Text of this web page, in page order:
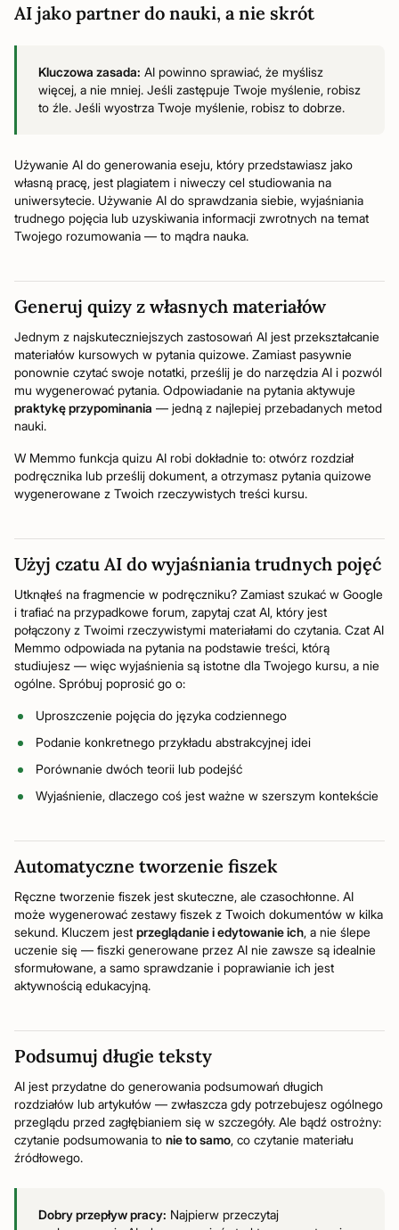
AI jako partner do nauki, a nie skrót
Kluczowa zasada: AI powinno sprawiać, że myślisz
więcej, a nie mniej. Jeśli zastępuje Twoje myślenie, robisz
to źle. Jeśli wyostrza Twoje myślenie, robisz to dobrze.
Używanie AI do generowania eseju, który przedstawiasz jako
własną pracę, jest plagiatem i niweczy cel studiowania na
uniwersytecie. Używanie AI do sprawdzania siebie, wyjaśniania
trudnego pojęcia lub uzyskiwania informacji zwrotnych na temat
Twojego rozumowania — to mądra nauka.
Generuj quizy z własnych materiałów
Jednym z najskuteczniejszych zastosowań AI jest przekształcanie
materiałów kursowych w pytania quizowe. Zamiast pasywnie
ponownie czytać swoje notatki, prześlij je do narzędzia AI i pozwól
mu wygenerować pytania. Odpowiadanie na pytania aktywuje
praktykę przypominania — jedną z najlepiej przebadanych metod
nauki.
W Memmo funkcja quizu AI robi dokładnie to: otwórz rozdział
podręcznika lub prześlij dokument, a otrzymasz pytania quizowe
wygenerowane z Twoich rzeczywistych treści kursu.
Użyj czatu AI do wyjaśniania trudnych pojęć
Utknąłeś na fragmencie w podręczniku? Zamiast szukać w Google
i trafiać na przypadkowe forum, zapytaj czat AI, który jest
połączony z Twoimi rzeczywistymi materiałami do czytania. Czat AI
Memmo odpowiada na pytania na podstawie treści, którą
studiujesz — więc wyjaśnienia są istotne dla Twojego kursu, a nie
ogólne. Spróbuj poprosić go o:
Uproszczenie pojęcia do języka codziennego
Podanie konkretnego przykładu abstrakcyjnej idei
Porównanie dwóch teorii lub podejść
Wyjaśnienie, dlaczego coś jest ważne w szerszym kontekście
Automatyczne tworzenie fiszek
Ręczne tworzenie fiszek jest skuteczne, ale czasochłonne. AI
może wygenerować zestawy fiszek z Twoich dokumentów w kilka
sekund. Kluczem jest przeglądanie i edytowanie ich, a nie ślepe
uczenie się — fiszki generowane przez AI nie zawsze są idealnie
sformułowane, a samo sprawdzanie i poprawianie ich jest
aktywnością edukacyjną.
Podsumuj długie teksty
AI jest przydatne do generowania podsumowań długich
rozdziałów lub artykułów — zwłaszcza gdy potrzebujesz ogólnego
przeglądu przed zagłębianiem się w szczegóły. Ale bądź ostrożny:
czytanie podsumowania to nie to samo, co czytanie materiału
źródłowego.
Dobry przepływ pracy: Najpierw przeczytaj